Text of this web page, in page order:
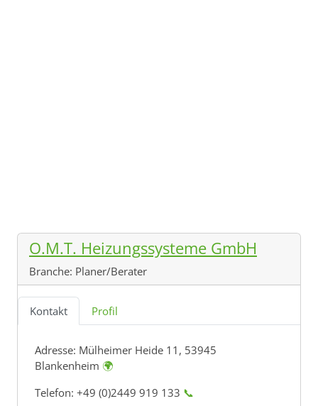
O.M.T. Heizungssysteme GmbH
Branche: Planer/Berater
Kontakt Profil
Adresse: Mülheimer Heide 11, 53945
Blankenheim 🌍
Telefon: +49 (0)2449 919 133 📞